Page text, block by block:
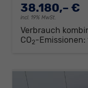
38.180,– €
incl. 19% MwSt.
Verbrauch
CO2-Emissionen: